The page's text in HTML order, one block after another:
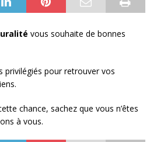
vous souhaite de bonnes
privilégiés pour retrouver vos
chance, sachez que vous n’êtes
à vous.